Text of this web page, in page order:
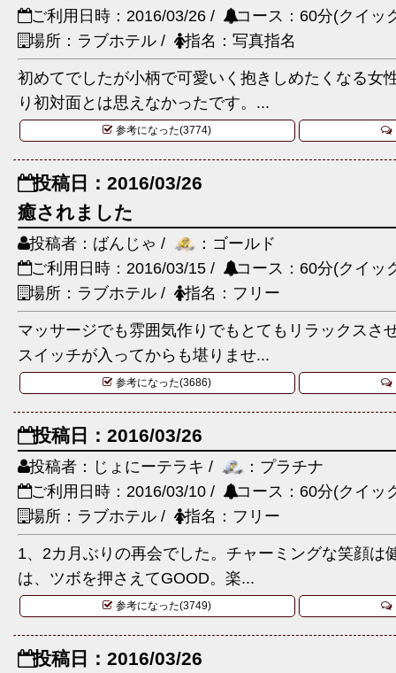
ご利用日時：2016/03/26 /
コース：60分(クイ
場所：ラブホテル /
指名：写真指名
初めてでしたが小柄で可愛いく抱きしめたくなる女
り初対面とは思えなかったです。...
参考になった(3774)
投稿日：2016/03/26
癒されました
投稿者：ばんじゃ /
：ゴールド
ご利用日時：2016/03/15 /
コース：60分(クイ
場所：ラブホテル /
指名：フリー
マッサージでも雰囲気作りでもとてもリラックスさ
スイッチが入ってからも堪りませ...
参考になった(3686)
投稿日：2016/03/26
投稿者：じょにーテラキ /
：プラチナ
ご利用日時：2016/03/10 /
コース：60分(クイ
場所：ラブホテル /
指名：フリー
1、2カ月ぶりの再会でした。チャーミングな笑顔は
は、ツボを押さえてGOOD。楽...
参考になった(3749)
投稿日：2016/03/26